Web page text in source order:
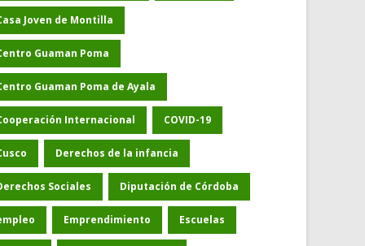
Joven de Montilla
Guaman Poma
Guaman Poma de Ayala
Internacional COVID-19
Derechos de la infancia
Sociales Diputación de Córdoba
Emprendimiento Escuelas